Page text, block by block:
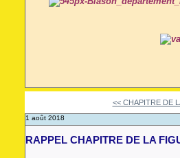
<< CHAPITRE DE
1 août 2018
RAPPEL CHAPITRE DE LA